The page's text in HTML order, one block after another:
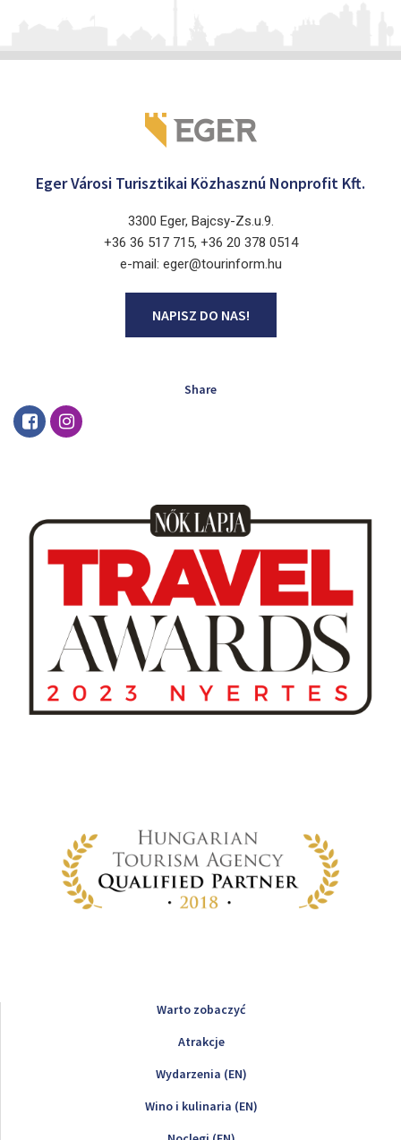
Eger Városi Turisztikai Közhasznú Nonprofit Kft.
3300 Eger, Bajcsy-Zs.u.9.
+36 36 517 715, +36 20 378 0514
e-mail: eger@tourinform.hu
NAPISZ DO NAS!
Share
Warto zobaczyć
Atrakcje
Wydarzenia (EN)
Wino i kulinaria (EN)